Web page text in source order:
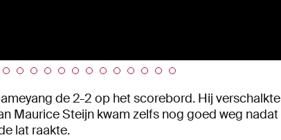
de 2-2 op het scorebord. Hij verschalkte
Maurice Steijn kwam zelfs nog goed weg nadat
lat raakte.